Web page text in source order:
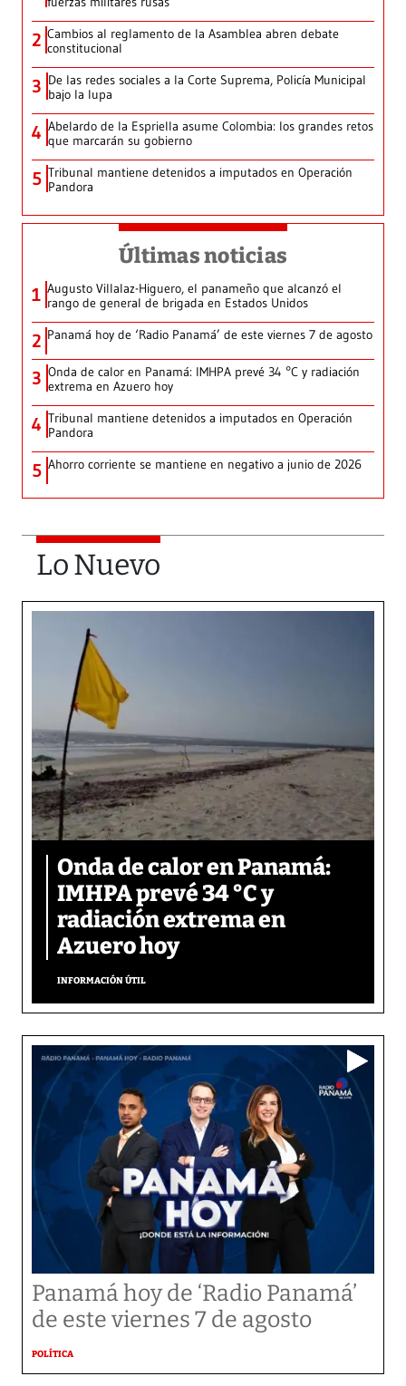
2 Cambios al reglamento de la Asamblea abren debate
constitucional
3 De las redes sociales a la Corte Suprema, Policía Municipal
bajo la lupa
4 Abelardo de la Espriella asume Colombia: los grandes retos
que marcarán su gobierno
5 Tribunal mantiene detenidos a imputados en Operación
Pandora
Últimas noticias
1 Augusto Villalaz-Higuero, el panameño que alcanzó el
rango de general de brigada en Estados Unidos
2 Panamá hoy de ‘Radio Panamá’ de este viernes 7 de agosto
3 Onda de calor en Panamá: IMHPA prevé 34 °C y radiación
extrema en Azuero hoy
4 Tribunal mantiene detenidos a imputados en Operación
Pandora
5 Ahorro corriente se mantiene en negativo a junio de 2026
Lo Nuevo
Onda de calor en Panamá:
IMHPA prevé 34 °C y
radiación extrema en
Azuero hoy
INFORMACIÓN ÚTIL
Panamá hoy de ‘Radio Panamá’
de este viernes 7 de agosto
POLÍTICA